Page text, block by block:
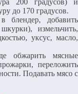
до 170 градусов.
блендер, добавить
измельчить,
уксус, масло,
обжарить мясные
переложить
Подавать мясо с